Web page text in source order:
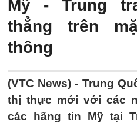
Mỹ - Trung
thẳng trên
thông
(VTC News) - Trung
thị thực mới với các
các hãng tin Mỹ tại